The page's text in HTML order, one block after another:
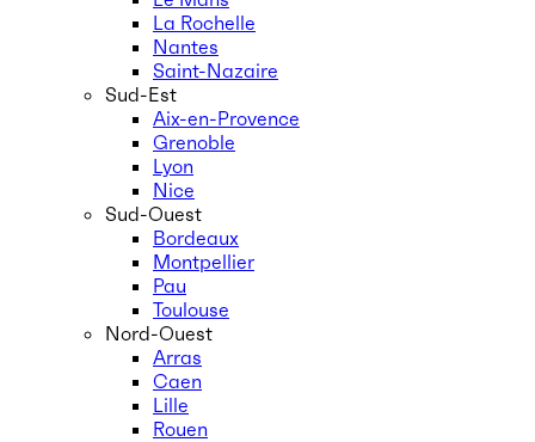
La Rochelle
Nantes
Saint-Nazaire
Sud-Est
Aix-en-Provence
Grenoble
Lyon
Nice
Sud-Ouest
Bordeaux
Montpellier
Pau
Toulouse
Nord-Ouest
Arras
Caen
Lille
Rouen